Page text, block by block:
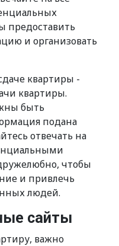
предоставить
и организовать
квартиры -
квартиры.
быть
подана
отвечать на
чтобы
и привлечь
людей.
сайты
важно